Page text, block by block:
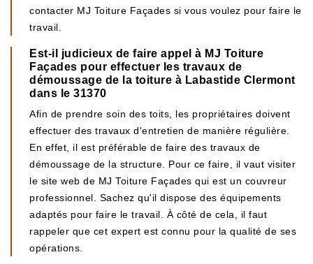
contacter MJ Toiture Façades si vous voulez pour faire le
travail.
Est-il judicieux de faire appel à MJ Toiture
Façades pour effectuer les travaux de
démoussage de la toiture à Labastide Clermont
dans le 31370
Afin de prendre soin des toits, les propriétaires doivent
effectuer des travaux d'entretien de manière régulière.
En effet, il est préférable de faire des travaux de
démoussage de la structure. Pour ce faire, il vaut visiter
le site web de MJ Toiture Façades qui est un couvreur
professionnel. Sachez qu'il dispose des équipements
adaptés pour faire le travail. À côté de cela, il faut
rappeler que cet expert est connu pour la qualité de ses
opérations.